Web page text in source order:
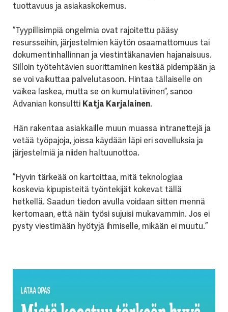
tuottavuus ja asiakaskokemus.
”Tyypillisimpiä ongelmia ovat rajoitettu pääsy
resursseihin, järjestelmien käytön osaamattomuus tai
dokumentinhallinnan ja viestintäkanavien hajanaisuus.
Silloin työtehtävien suorittaminen kestää pidempään ja
se voi vaikuttaa palvelutasoon. Hintaa tällaiselle on
vaikea laskea, mutta se on kumulatiivinen”, sanoo
Advanian konsultti Katja Karjalainen.
Hän rakentaa asiakkaille muun muassa intranettejä ja
vetää työpajoja, joissa käydään läpi eri sovelluksia ja
järjestelmiä ja niiden haltuunottoa.
”Hyvin tärkeää on kartoittaa, mitä teknologiaa
koskevia kipupisteitä työntekijät kokevat tällä
hetkellä. Saadun tiedon avulla voidaan sitten mennä
kertomaan, että näin työsi sujuisi mukavammin. Jos ei
pysty viestimään hyötyjä ihmiselle, mikään ei muutu.”